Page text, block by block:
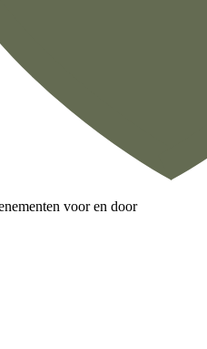
voor en door